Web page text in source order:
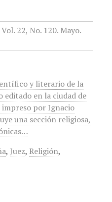
y literario de la
editado en la ciudad de
impreso por Ignacio
una sección religiosa,
, Juez, Religión,